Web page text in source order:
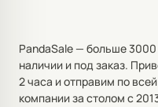
PandaSale — больше
наличии и под заказ.
2 часа и отправим по
компании за столом с